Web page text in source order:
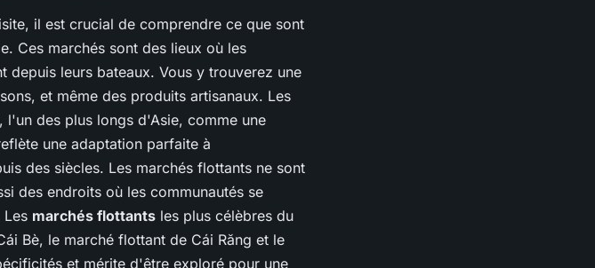
il est crucial de comprendre ce que sont
Ces marchés sont des lieux où les
depuis leurs bateaux. Vous y trouverez une
et même des produits artisanaux. Les
des plus longs d'Asie, comme une
une adaptation parfaite à
des siècles. Les marchés flottants ne sont
des endroits où les communautés se
Les marchés flottants les plus célèbres du
Bè, le marché flottant de Cái Răng et le
et mérite d'être exploré pour une